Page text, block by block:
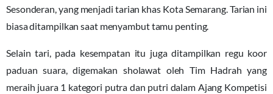
Sesonderan, yang menjadi tarian khas Kota Semarang. Tarian ini
biasa ditampilkan saat menyambut tamu penting.
Selain tari, pada kesempatan itu juga ditampilkan regu koor
paduan suara, digemakan sholawat oleh Tim Hadrah yang
meraih juara 1 kategori putra dan putri dalam Ajang Kompetisi